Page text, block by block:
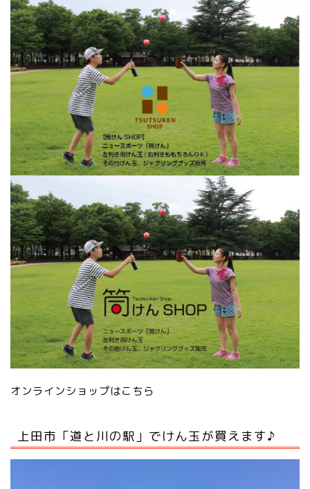
オンラインショップはこちら
上田市「道と川の駅」でけん玉が買えます♪